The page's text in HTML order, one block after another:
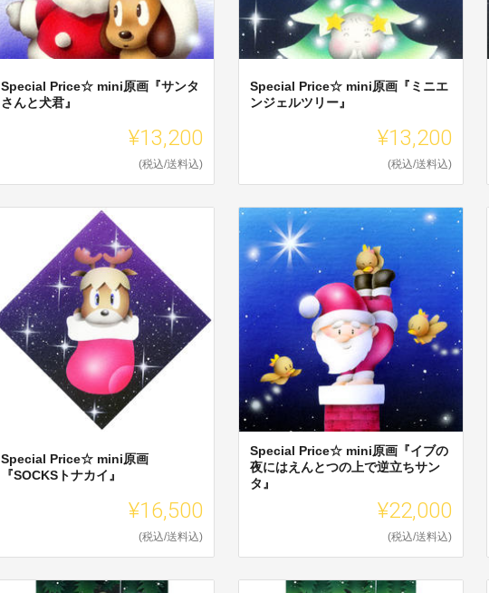
Special Price☆ mini原画『サンタ
さんと犬君』
¥13,200
(税込/送料込)
Special Price☆ mini原画『ミニエ
ンジェルツリー』
¥13,200
(税込/送料込)
Special Price☆ mini原画
『SOCKSトナカイ』
¥16,500
(税込/送料込)
Special Price☆ mini原画『イブの
夜にはえんとつの上で逆立ちサン
タ』
¥22,000
(税込/送料込)